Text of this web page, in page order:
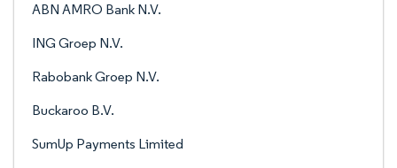
ABN AMRO Bank N.V.
ING Groep N.V.
Rabobank Groep N.V.
Buckaroo B.V.
SumUp Payments Limited